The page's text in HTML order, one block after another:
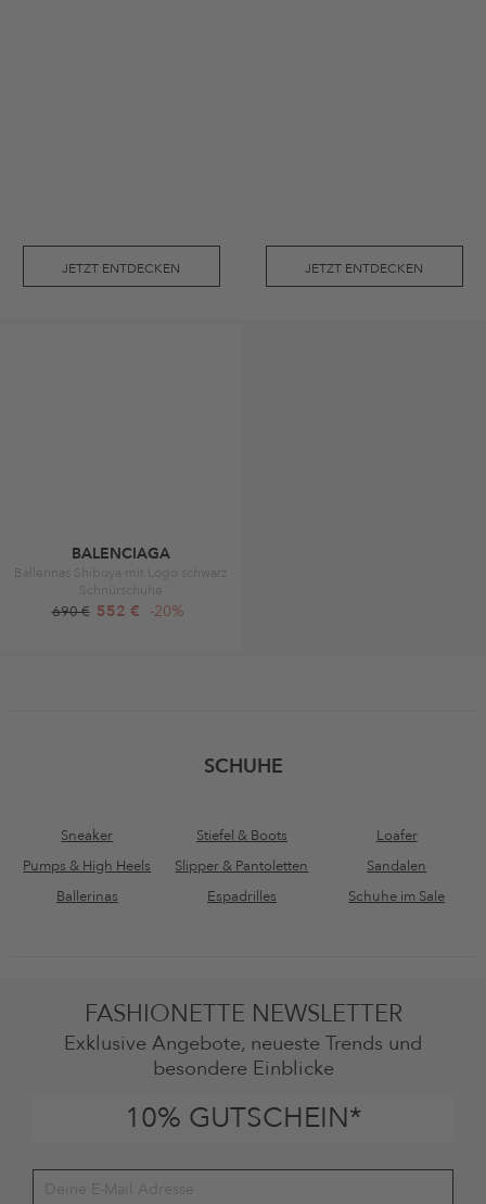
JETZT ENTDECKEN JETZT ENTDECKEN
BALENCIAGA
Ballerinas Shibuya mit Logo schwarz
Schnürschuhe
690 € 552 € -20%
SCHUHE
Sneaker Stiefel & Boots
Loafer
Pumps & High Heels
Slipper & Pantoletten
Sandalen
Ballerinas
Espadrilles Schuhe im Sale
FASHIONETTE NEWSLETTER
Exklusive Angebote, neueste Trends und
besondere Einblicke
10% GUTSCHEIN*